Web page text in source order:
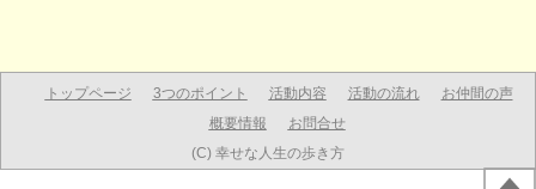
(C) 幸せな人生の歩き方
トップページ 3つのポイント 活動内容 活動の流れ
お仲間の声
概要情報
お問合せ